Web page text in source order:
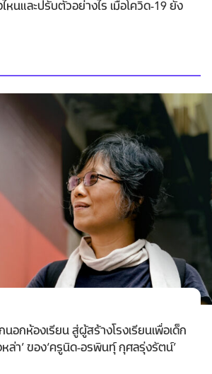
หนและปรับตัวอย่างไร เมื่อโควิด-19 ยัง
นอกห้องเรียน สู่ผู้สร้างโรงเรียนเพื่อเด็ก
หล่า’ ของ‘ครูนิด-อรพินทุ์ กุศลรุ่งรัตน์’